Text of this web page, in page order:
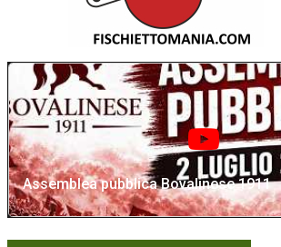
Assemblea pubblica Bovalinese 1911